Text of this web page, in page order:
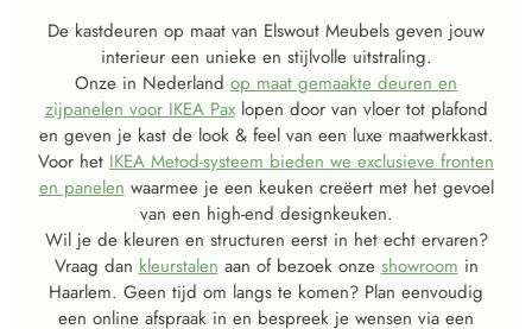
De kastdeuren op maat van Elswout Meubels geven jouw
interieur een unieke en stijlvolle uitstraling.
Onze in Nederland op maat gemaakte deuren en
zijpanelen voor IKEA Paxlopen door van vloer tot plafond
en geven je kast de look & feel van een luxe maatwerkkast.
Voor het IKEA Metod-systeem bieden we exclusieve fronten
en panelen waarmee je een keuken creëert met het gevoel
van een high-end designkeuken.
Wil je de kleuren en structuren eerst in het echt ervaren?
Vraag dan kleurstalen aan of bezoek onze showroom in
Haarlem. Geen tijd om langs te komen? Plan eenvoudig
een online afspraak in en bespreek je wensen via een